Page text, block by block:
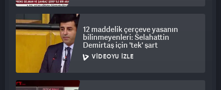
12 maddelik çerçeve yasanın
bilinmeyenleri: Selahattin
Demirtaş için 'tek' şart
VIDEOYU İZLE